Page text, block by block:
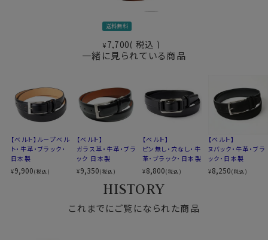
送料無料
¥7,700 税込
一緒に見られている商品
【ベルト】ループベル
ト・牛革・ブラック・
日本製
¥9,900(税込)
【ベルト】
ガラス革・牛革・ブラ
ック 日本製
¥9,350(税込)
【ベルト】
ピン無し・穴なし・牛
革・ブラック・日本製
¥8,800(税込)
【ベルト】
ヌバック・牛革・ブラ
ック・日本製
¥8,250(税込)
HISTORY
これまでにご覧になられた商品